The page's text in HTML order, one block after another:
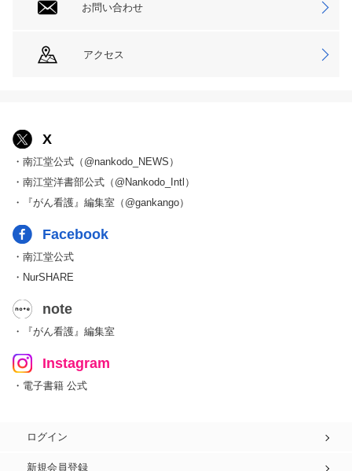
お問い合わせ
アクセス
X
・南江堂公式（@nankodo_NEWS）
・南江堂洋書部公式（@Nankodo_Intl）
・『がん看護』編集室（@gankango）
Facebook
・南江堂公式
・NurSHARE
note
・『がん看護』編集室
Instagram
・電子書籍 公式
ログイン
新規会員登録